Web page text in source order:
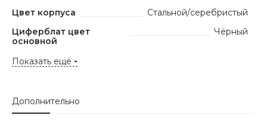
Цвет корпуса
Стальной/серебристый
Циферблат цвет
основной
Чёрный
Показать ещё
Дополнительно